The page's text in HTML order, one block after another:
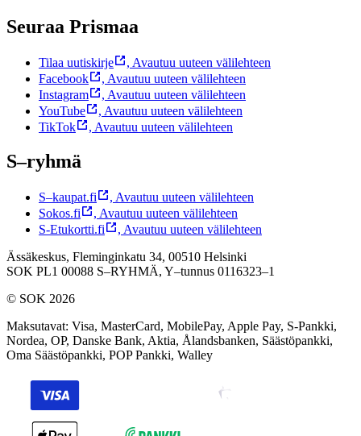
Seuraa Prismaa
Tilaa uutiskirje , Avautuu uuteen välilehteen
Facebook
, Avautuu uuteen välilehteen
Instagram
, Avautuu uuteen välilehteen
YouTube
, Avautuu uuteen välilehteen
TikTok
, Avautuu uuteen välilehteen
S–ryhmä
S–kaupat.fi , Avautuu uuteen välilehteen
Sokos.fi
, Avautuu uuteen välilehteen
S-Etukortti.fi
, Avautuu uuteen välilehteen
Ässäkeskus, Fleminginkatu 34, 00510 Helsinki
SOK PL1 00088 S–RYHMÄ, Y–tunnus 0116323–1
© SOK 2026
Maksutavat: Visa, MasterCard, MobilePay, Apple Pay, S-Pankki,
Nordea, OP, Danske Bank, Aktia, Ålandsbanken, Säästöpankki,
Oma Säästöpankki, POP Pankki, Walley